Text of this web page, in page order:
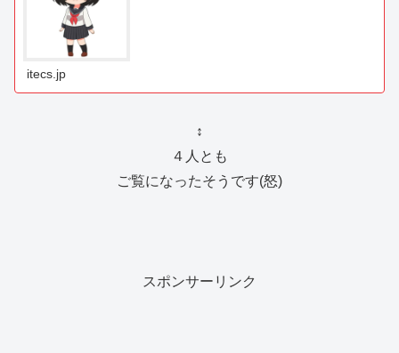
itecs.jp
↕︎
４人とも
ご覧になったそうです(怒)
スポンサーリンク